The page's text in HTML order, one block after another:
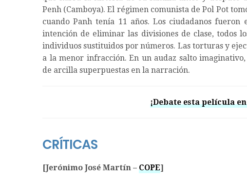
Penh (Camboya). El régimen comunista de Pol Pot
cuando Panh tenía 11 años. Los ciudadanos
intención de eliminar las divisiones de clase, todos
individuos sustituidos por números. Las torturas y
a la menor infracción. En un audaz salto
de arcilla superpuestas en la narración.
¡Debate esta película
CRÍTICAS
[Jerónimo José Martín – COPE]